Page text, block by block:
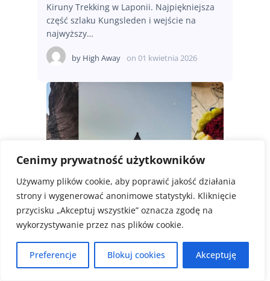
Cenimy prywatność użytkowników
Używamy plików cookie, aby poprawić jakość działania
strony i wygenerować anonimowe statystyki. Kliknięcie
przycisku „Akceptuj wszystkie” oznacza zgodę na
wykorzystywanie przez nas plików cookie.
Preferencje Blokuj cookies Akceptuję
Kiruny Trekking w Laponii. Najpiękniejsza
część szlaku Kungsleden i wejście na
najwyższy…
by High Away on 01 kwietnia 2026
Maroko HARD – Korona Atlasu